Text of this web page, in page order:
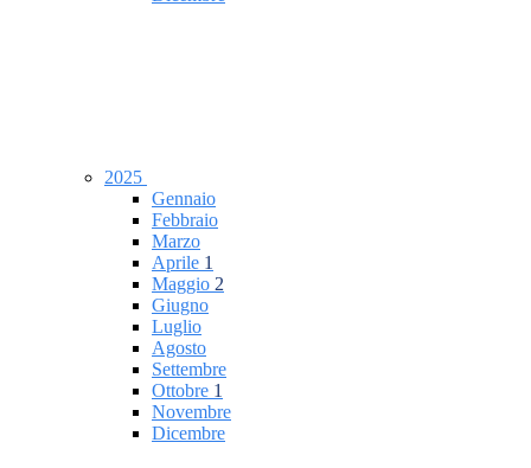
2025
Gennaio
Febbraio
Marzo
Aprile 1
Maggio 2
Giugno
Luglio
Agosto
Settembre
Ottobre 1
Novembre
Dicembre